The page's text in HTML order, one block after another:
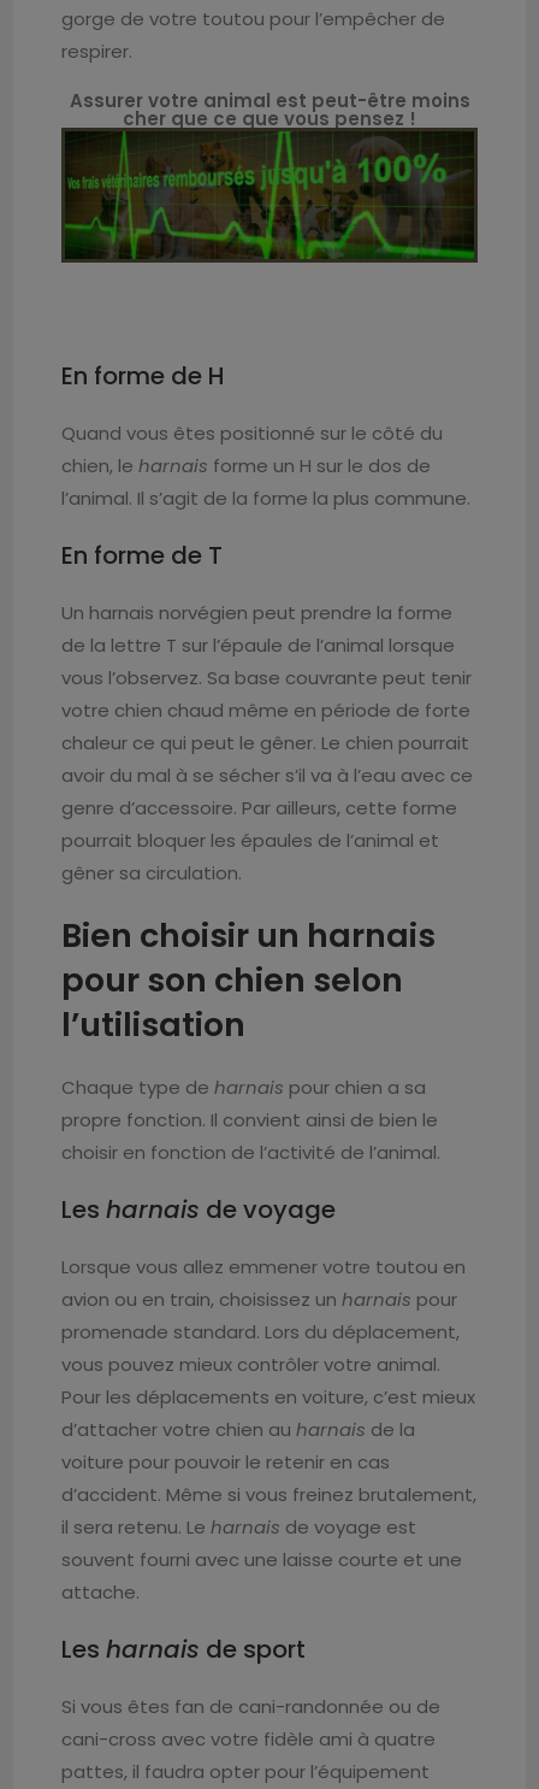
gorge de votre toutou pour l’empêcher de
respirer.
Assurer votre animal est peut-être moins
cher que ce que vous pensez !
En forme de H
Quand vous êtes positionné sur le côté du
chien, leharnais forme un H sur le dos de
l’animal. Il s’agit de la forme la plus commune.
En forme de T
Un harnais norvégien peut prendre la forme
de la lettre T sur l’épaule de l’animal lorsque
vous l’observez. Sa base couvrante peut tenir
votre chien chaud même en période de forte
chaleur ce qui peut le gêner. Le chien pourrait
avoir du mal à se sécher s’il va à l’eau avec ce
genre d’accessoire. Par ailleurs, cette forme
pourrait bloquer les épaules de l’animal et
gêner sa circulation.
Bien choisir un harnais
pour son chien selon
l’utilisation
Chaque type deharnais pour chien a sa
propre fonction. Il convient ainsi de bien le
choisir en fonction de l’activité de l’animal.
Lesharnais de voyage
Lorsque vous allez emmener votre toutou en
avion ou en train, choisissez unharnais pour
promenade standard. Lors du déplacement,
vous pouvez mieux contrôler votre animal.
Pour les déplacements en voiture, c’est mieux
d’attacher votre chien auharnais de la
voiture pour pouvoir le retenir en cas
d’accident. Même si vous freinez brutalement,
il sera retenu. Leharnais de voyage est
souvent fourni avec une laisse courte et une
attache.
Lesharnais de sport
Si vous êtes fan de cani-randonnée ou de
cani-cross avec votre fidèle ami à quatre
pattes, il faudra opter pour l’équipement